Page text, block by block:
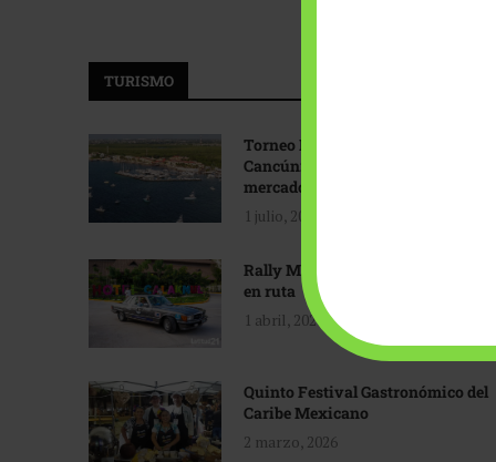
TURISMO
Torneo Internacional de Pesca
Cancún: Navegando hacia nuevos
mercados
1 julio, 2026
Rally Maya: Herencia automotriz
en ruta
1 abril, 2026
Quinto Festival Gastronómico del
Caribe Mexicano
2 marzo, 2026